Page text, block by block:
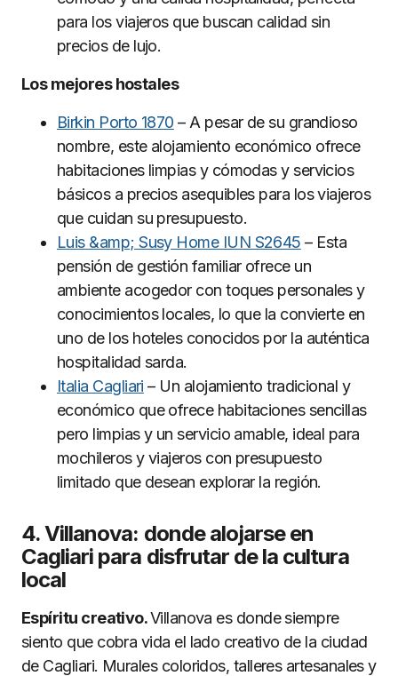
para los viajeros que buscan calidad sin
precios de lujo.
Los mejores hostales
Birkin Porto 1870 – A pesar de su grandioso
nombre, este alojamiento económico ofrece
habitaciones limpias y cómodas y servicios
básicos a precios asequibles para los viajeros
que cuidan su presupuesto.
Luis &amp; Susy Home IUN S2645 – Esta
pensión de gestión familiar ofrece un
ambiente acogedor con toques personales y
conocimientos locales, lo que la convierte en
uno de los hoteles conocidos por la auténtica
hospitalidad sarda.
Italia Cagliari – Un alojamiento tradicional y
económico que ofrece habitaciones sencillas
pero limpias y un servicio amable, ideal para
mochileros y viajeros con presupuesto
limitado que desean explorar la región.
4. Villanova: donde alojarse en
Cagliari para disfrutar de la cultura
local
Espíritu creativo.Villanova es donde siempre
siento que cobra vida el lado creativo de la ciudad
de Cagliari. Murales coloridos, talleres artesanales y